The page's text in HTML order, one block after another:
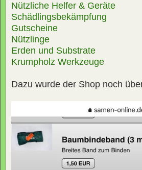
Nützliche Helfer & Geräte
Schädlingsbekämpfung
Gutscheine
Nützlinge
Erden und Substrate
Krumpholz Werkzeuge
Dazu wurde der Shop noch